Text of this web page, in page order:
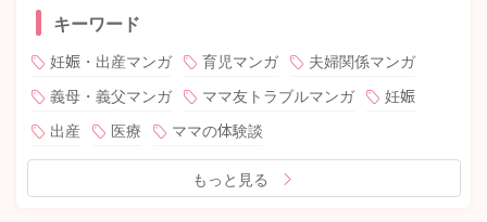
キーワード
妊娠・出産マンガ 育児マンガ
夫婦関係マンガ
義母・義父マンガ
ママ友トラブルマンガ
妊娠
出産
医療 ママの体験談
もっと見る